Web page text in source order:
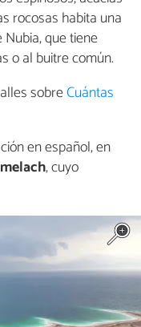
rocosas habita una
que tiene
o al buitre común.
sobreCuántas
en español, en
, cuyo